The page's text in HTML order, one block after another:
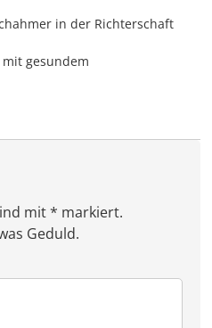
in der Richterschaft
gesundem
mit * markiert.
Geduld.